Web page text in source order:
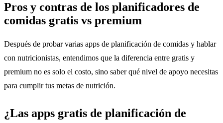
Pros y contras de los planificadores de
comidas gratis vs premium
Después de probar varias apps de planificación de comidas y hablar
con nutricionistas, entendimos que la diferencia entre gratis y
premium no es solo el costo, sino saber qué nivel de apoyo necesitas
para cumplir tus metas de nutrición.
¿Las apps gratis de planificación de